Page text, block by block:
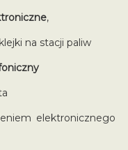
,
na stacji paliw
elektronicznego